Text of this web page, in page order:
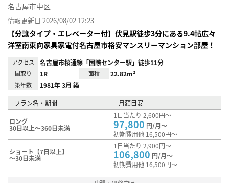
名古屋市中区
情報更新日 2026/08/02 12:23
【分譲タイプ・エレベーター付】伏見駅徒歩3分にある9.4帖広々
洋室南東向家具家電付名古屋市格安マンスリーマンション部屋！
アクセス 名古屋市桜通線「国際センター駅」徒歩11分
間取り 1R 面積 22.82m²
築年数 1981年 3月 築
プラン名・期間 月額目安
ロング
30日以上～360日未満
1日当たり 2,600円～
97,800 円/月～
初期費用他 16,500円～
ショート【7日以上】
～30日未満
1日当たり 2,900円～
106,800 円/月～
初期費用他 16,500円～